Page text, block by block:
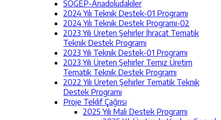
SOGEP-Anadoludakiler
2024 Yılı Teknik Destek-01 Programı
2024 Yılı Teknik Destek Programı-02
2023 Yılı Üreten Şehirler İhracat Tematik
Teknik Destek Programı
2023 Yılı Teknik Destek-01 Programı
2023 Yılı Üreten Şehirler Temiz Üretim
Tematik Teknik Destek Programı
2022 Yılı Üreten Şehirler Tematik Teknik
Destek Programı
Proje Teklif Çağrısı
2025 Yılı Mali Destek Programı